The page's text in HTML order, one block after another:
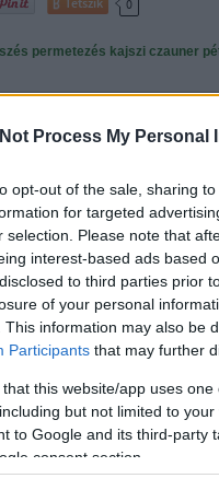
Process My Personal
opt-out of the sale, sharing
for targeted
selection. Please note that
interest-based ads based
to third parties prior
of your personal
This information may also be
Participants that may further
that this website/app uses
but not limited to
to Google and its third-party
consent section.
0
permetezés kajszi czauner
kinőtte a nyári konyhát,
diófának lennie kell. Már
megritkítani, amitől még
már néhány éve stabilan olyan
Tetszik 0
péter szemzés Orosz Péter